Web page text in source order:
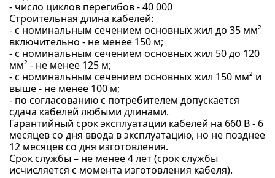
- число циклов перегибов - 40 000
Строительная длина кабелей:
- с номинальным сечением основных жил до 35 мм²
включительно - не менее 150 м;
- с номинальным сечением основных жил 50 до 120
мм² - не менее 125 м;
- с номинальным сечением основных жил 150 мм² и
выше - не менее 100 м;
- по согласованию с потребителем допускается
сдача кабелей любыми длинами.
Гарантийный срок эксплуатации кабелей на 660 В - 6
месяцев со дня ввода в эксплуатацию, но не позднее
12 месяцев со дня изготовления.
Срок службы – не менее 4 лет (срок службы
исчисляется с момента изготовления кабеля).